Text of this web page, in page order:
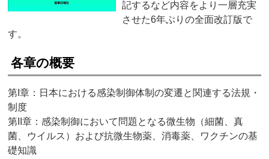
記するなど内容をより一層充実
させた6年ぶりの全面改訂版で
す。
各章の概要
第I章：日本における感染制御体制の変遷と関連する法規・
制度
第II章：感染制御において問題となる微生物（細菌、真
菌、ウイルス）および抗微生物薬、消毒薬、ワクチンの基
礎知識